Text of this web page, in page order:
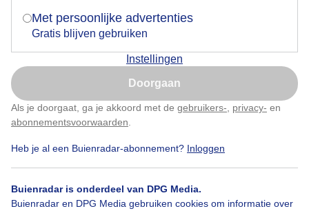
Met persoonlijke advertenties
Gratis blijven gebruiken
Instellingen
Doorgaan
Als je doorgaat, ga je akkoord met de gebruikers- privacy- en
abonnementsvoorwaarden
Heb je al een Buienradar-abonnement? Inloggen
Buienradar is onderdeel van DPG Media.
Buienradar en DPG Media gebruiken cookies om informatie over
Tevens waren er héél veel ganzen te bekennen.
Door: Patricia
Nu niet, misschien later
Klik hierom dit aan te passen